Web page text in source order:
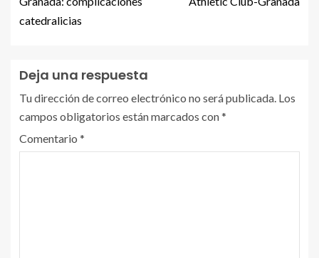
catedralicias
Deja una respuesta
Tu dirección de correo electrónico no será publicada. Los
campos obligatorios están marcados con*
Comentario *